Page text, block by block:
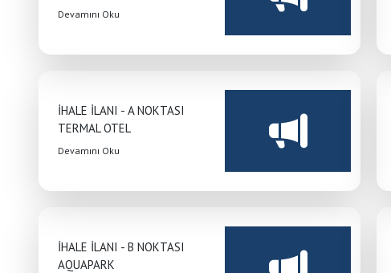
Devamını Oku
İHALE İLANI - A NOKTASI
TERMAL OTEL
Devamını Oku
İHALE İLANI - B NOKTASI
AQUAPARK